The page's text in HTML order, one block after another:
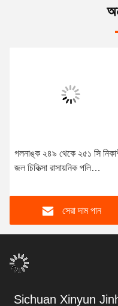
গলনাঙ্ক ২৪৯ থেকে ২৫১ সি
জল চিকিত্সা রাসায়নিক পলি
অপসারণ জল চিকিত্সা ফলাফল
সেরা দাম পান
Sichuan Xinyun